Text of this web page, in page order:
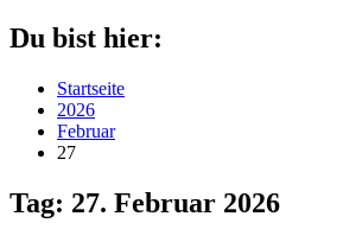
Du bist hier:
Startseite
2026
Februar
27
Tag: 27. Februar 2026